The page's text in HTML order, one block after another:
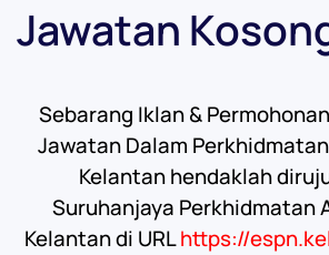
Jawatan
Sebarang Iklan &
Jawatan Dalam
Kelantan hendaklah
Suruhanjaya Perkhidmatan
Kelantan di URLhttps://